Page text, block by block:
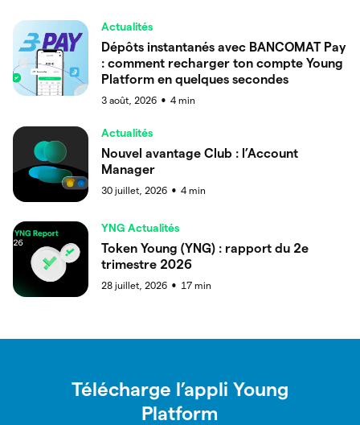
Actualités
Dépôts instantanés avec BANCOMAT Pay
: comment recharger ton compte Young
Platform en quelques secondes
3 août, 2026 ● 4 min
Actualités
Nouvel avantage Club : l’Account
Manager
30 juillet, 2026 ● 4 min
YNG Actualités
Token Young (YNG) : rapport du 2e
trimestre 2026
28 juillet, 2026 ● 17 min
Télécharge l’appli Young
Platform